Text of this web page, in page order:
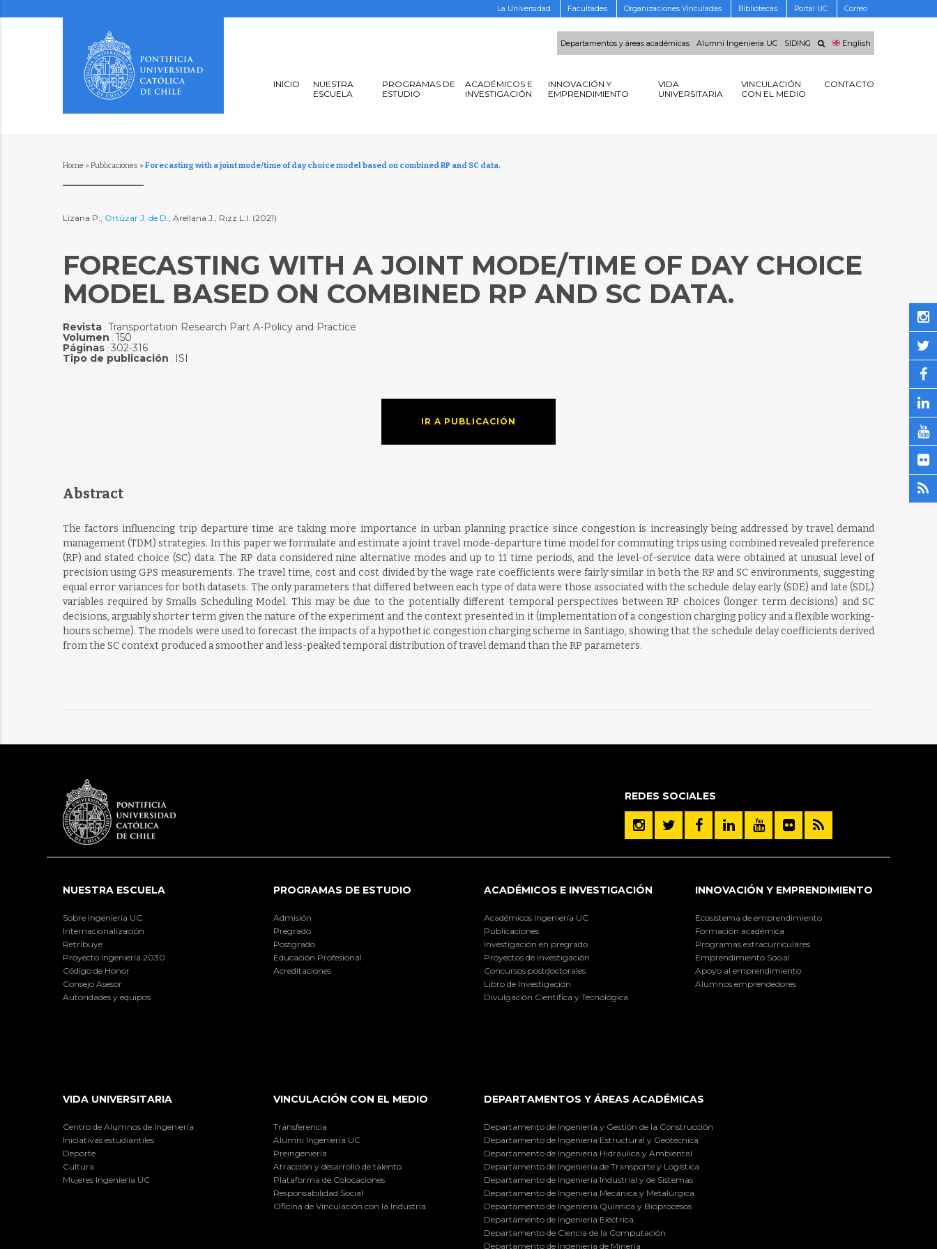
La Universidad Facultades Organizaciones Vinculadas Bibliotecas Portal UC Correo
Departamentos y áreas académicas Alumni Ingenieria UC SIDING English
INICIO
NUESTRA
ESCUELA
PROGRAMAS DE
ESTUDIO
ACADÉMICOS E
INVESTIGACIÓN
INNOVACIÓN Y
EMPRENDIMIENTO
VIDA
UNIVERSITARIA
VINCULACIÓN
CON EL MEDIO
CONTACTO
Home » Publicaciones » Forecasting with a joint mode/time of day choice model based on combined RP and SC data.
Lizana P., Ortúzar J. de D., Arellana J., Rizz L.I. (2021)
FORECASTING WITH A JOINT MODE/TIME OF DAY CHOICE
MODEL BASED ON COMBINED RP AND SC DATA.
Revista: Transportation Research Part A-Policy and Practice
Volumen : 150
Páginas: 302-316
Tipo de publicación : ISI
IR A PUBLICACIÓN
Abstract
The factors influencing trip departure time are taking more importance in urban planning practice since congestion is increasingly being addressed by travel demand
management (TDM) strategies. In this paper we formulate and estimate a joint travel mode-departure time model for commuting trips using combined revealed preference
(RP) and stated choice (SC) data. The RP data considered nine alternative modes and up to 11 time periods, and the level-of-service data were obtained at unusual level of
precision using GPS measurements. The travel time, cost and cost divided by the wage rate coefficients were fairly similar in both the RP and SC environments, suggesting
equal error variances for both datasets. The only parameters that differed between each type of data were those associated with the schedule delay early (SDE) and late (SDL)
variables required by Smalls Scheduling Model. This may be due to the potentially different temporal perspectives between RP choices (longer term decisions) and SC
decisions, arguably shorter term given the nature of the experiment and the context presented in it (implementation of a congestion charging policy and a flexible working-
hours scheme). The models were used to forecast the impacts of a hypothetic congestion charging scheme in Santiago, showing that the schedule delay coefficients derived
from the SC context produced a smoother and less-peaked temporal distribution of travel demand than the RP parameters.
REDES SOCIALES
NUESTRA ESCUELA
Sobre Ingeniería UC
Internacionalización
Retribuye
Proyecto Ingeniería 2030
Código de Honor
Consejo Asesor
Autoridades y equipos
PROGRAMAS DE ESTUDIO
Admisión
Pregrado
Postgrado
Educación Profesional
Acreditaciones
ACADÉMICOS E INVESTIGACIÓN
Académicos Ingeniería UC
Publicaciones
Investigación en pregrado
Proyectos de investigación
Concursos postdoctorales
Libro de Investigación
Divulgación Científica y Tecnológica
INNOVACIÓN Y EMPRENDIMIENTO
Ecosistema de emprendimiento
Formación académica
Programas extracurriculares
Emprendimiento Social
Apoyo al emprendimiento
Alumnos emprendedores
VIDA UNIVERSITARIA
Centro de Alumnos de Ingeniería
Iniciativas estudiantiles
Deporte
Cultura
Mujeres Ingeniería UC
VINCULACIÓN CON EL MEDIO
Transferencia
Alumni Ingeniería UC
Preingeniería
Atracción y desarrollo de talento
Plataforma de Colocaciones
Responsabilidad Social
Oficina de Vinculación con la Industria
DEPARTAMENTOS Y ÁREAS ACADÉMICAS
Departamento de Ingeniería y Gestión de la Construcción
Departamento de Ingeniería Estructural y Geotécnica
Departamento de Ingeniería Hidráulica y Ambiental
Departamento de Ingeniería de Transporte y Logística
Departamento de Ingeniería Industrial y de Sistemas
Departamento de Ingeniería Mecánica y Metalúrgica
Departamento de Ingeniería Química y Bioprocesos
Departamento de Ingeniería Eléctrica
Departamento de Ciencia de la Computación
Departamento de Ingeniería de Minería